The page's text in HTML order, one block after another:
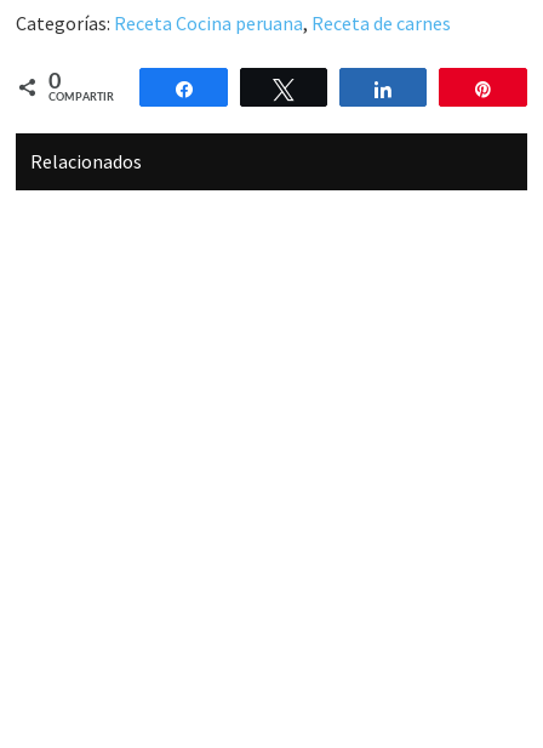
Categorías: Receta Cocina peruana, Receta de carnes
0
COMPARTIR
Compartir Compartir
Relacionados